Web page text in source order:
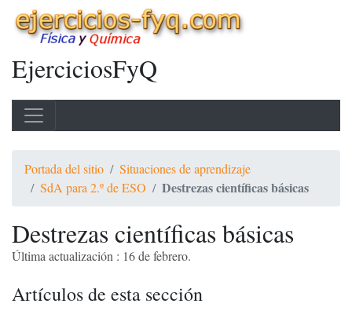
EjerciciosFyQ
Portada del sitio
Situaciones de aprendizaje
SdA para 2.º de ESO
Destrezas científicas básicas
Destrezas científicas básicas
Última actualización : 16 de febrero.
Artículos de esta sección